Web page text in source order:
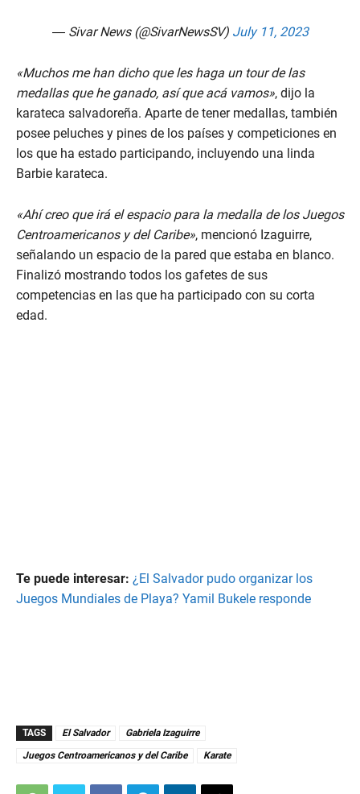
— Sivar News (@SivarNewsSV) July 11, 2023
«Muchos me han dicho que les haga un tour de las
medallas que he ganado, así que acá vamos», dijo la
karateca salvadoreña. Aparte de tener medallas, también
posee peluches y pines de los países y competiciones en
los que ha estado participando, incluyendo una linda
Barbie karateca.
«Ahí creo que irá el espacio para la medalla de los Juegos
Centroamericanos y del Caribe», mencionó Izaguirre,
señalando un espacio de la pared que estaba en blanco.
Finalizó mostrando todos los gafetes de sus
competencias en las que ha participado con su corta
edad.
Te puede interesar: ¿El Salvador pudo organizar los
Juegos Mundiales de Playa? Yamil Bukele responde
TAGS El Salvador
Gabriela Izaguirre
Juegos Centroamericanos y del Caribe
Karate